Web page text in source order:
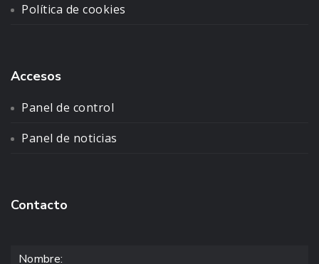
Política de cookies
Accesos
Panel de control
Panel de noticias
Contacto